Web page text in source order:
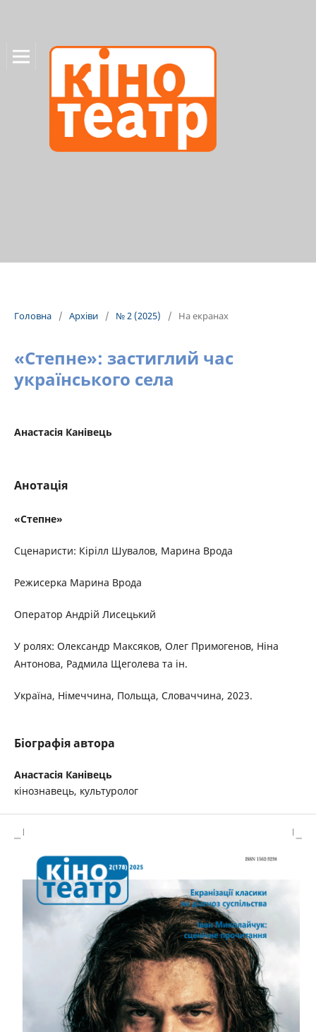
Головна / Архіви / № 2 (2025) / На екранах
«Степне»: застиглий час
українського села
Анастасія Канівець
Анотація
«Степне»
Сценаристи: Кірілл Шувалов, Марина Врода
Режисерка Марина Врода
Оператор Андрій Лисецький
У ролях: Олександр Максяков, Олег Примогенов, Ніна
Антонова, Радмила Щеголева та ін.
Україна, Німеччина, Польща, Словаччина, 2023.
Біографія автора
Анастасія Канівець
кінознавець, культуролог